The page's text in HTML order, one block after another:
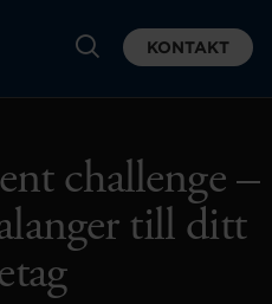
KONTAKT
challenge –
till ditt